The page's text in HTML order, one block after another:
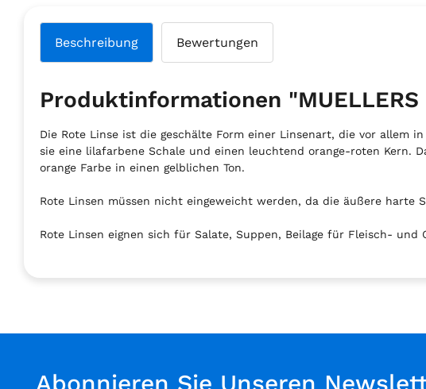
Beschreibung Bewertungen
Produktinformationen "MUELLERS
Die Rote Linse ist die geschälte Form einer Linsenart, die vor allem
sie eine lilafarbene Schale und einen leuchtend orange-roten Kern.
orange Farbe in einen gelblichen Ton.
Rote Linsen müssen nicht eingeweicht werden, da die äußere harte
Rote Linsen eignen sich für Salate, Suppen, Beilage für Fleisch- und
Abonnieren Sie Unseren